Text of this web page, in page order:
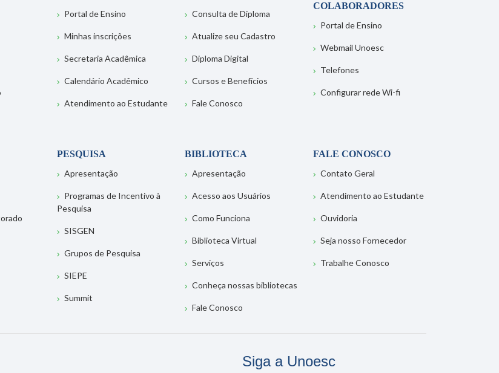
Portal de Ensino
Minhas inscrições
Secretaria Acadêmica
Calendário Acadêmico
Atendimento ao Estudante
Consulta de Diploma
Atualize seu Cadastro
Diploma Digital
Cursos e Benefícios
Fale Conosco
COLABORADORES
Portal de Ensino
Webmail Unoesc
Telefones
Configurar rede Wi-fi
PESQUISA
Apresentação
Programas de Incentivo à
Pesquisa
SISGEN
Grupos de Pesquisa
SIEPE
Summit
BIBLIOTECA
Apresentação
Acesso aos Usuários
Como Funciona
Biblioteca Virtual
Serviços
Conheça nossas bibliotecas
Fale Conosco
FALE CONOSCO
Contato Geral
Atendimento ao Estudante
Ouvidoria
Seja nosso Fornecedor
Trabalhe Conosco
Siga a Unoesc